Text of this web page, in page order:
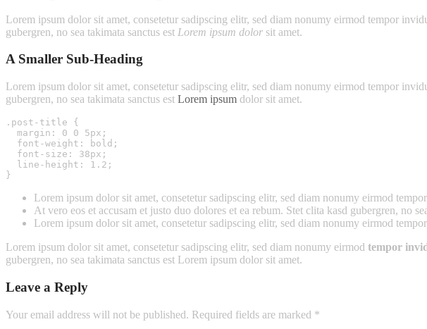
Lorem ipsum dolor sit amet, consetetur sadipscing elitr, sed diam nonumy eirmod tempor
gubergren, no sea takimata sanctus est Lorem ipsum dolor sit amet.
A Smaller Sub-Heading
Lorem ipsum dolor sit amet, consetetur sadipscing elitr, sed diam nonumy eirmod tempor
gubergren, no sea takimata sanctus est Lorem ipsum dolor sit amet.
.post-title {
  margin: 0 0 5px;
  font-weight: bold;
  font-size: 38px;
  line-height: 1.2;
}
Lorem ipsum dolor sit amet, consetetur sadipscing elitr, sed diam nonumy eirmod
At vero eos et accusam et justo duo dolores et ea rebum. Stet clita kasd gubergren, no
Lorem ipsum dolor sit amet, consetetur sadipscing elitr, sed diam nonumy eirmod
Lorem ipsum dolor sit amet, consetetur sadipscing elitr, sed diam nonumy eirmod tempor
gubergren, no sea takimata sanctus est Lorem ipsum dolor sit amet.
Leave a Reply
Your email address will not be published. Required fields are marked *